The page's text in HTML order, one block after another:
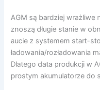
AGM są bardziej wrażliwe
znoszą długie stanie w
aucie z systemem start-
ładowania/rozładowania
Dlatego data produkcji w
prostym akumulatorze do